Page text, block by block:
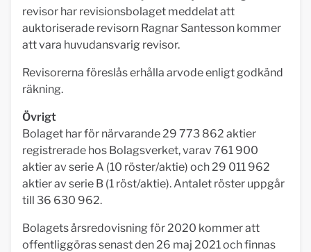
revisor har revisionsbolaget meddelat att
auktoriserade revisorn Ragnar Santesson kommer
att vara huvudansvarig revisor.
Revisorerna föreslås erhålla arvode enligt godkänd
räkning.
Övrigt
Bolaget har för närvarande 29 773 862 aktier
registrerade hos Bolagsverket, varav 761 900
aktier av serie A (10 röster/aktie) och 29 011 962
aktier av serie B (1 röst/aktie). Antalet röster uppgår
till 36 630 962.
Bolagets årsredovisning för 2020 kommer att
offentliggöras senast den 26 maj 2021 och finnas